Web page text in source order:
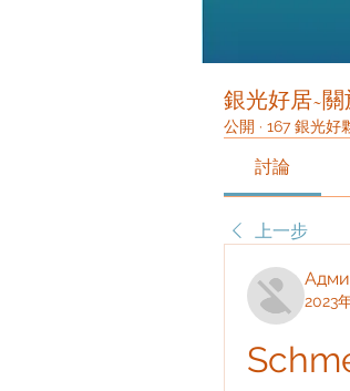
銀光好居~
公開 · 167 銀光好
討論
上一步
2023